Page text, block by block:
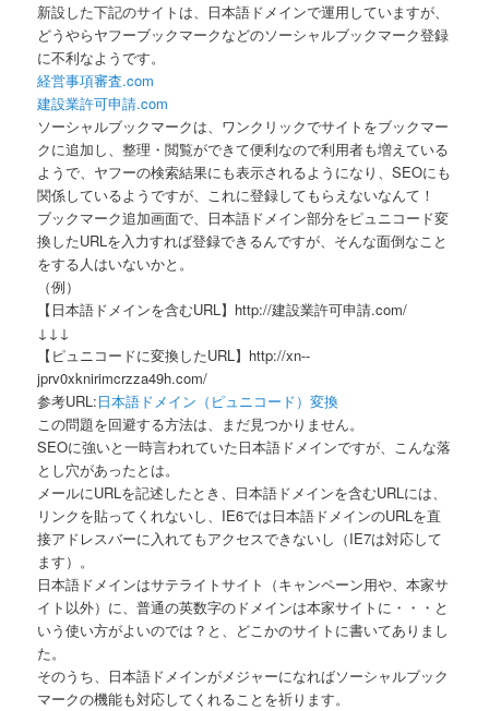
新設した下記のサイトは、日本語ドメインで運用していますが、
どうやらヤフーブックマークなどのソーシャルブックマーク登録
に不利なようです。
経営事項審査.com
建設業許可申請.com
ソーシャルブックマークは、ワンクリックでサイトをブックマー
クに追加し、整理・閲覧ができて便利なので利用者も増えている
ようで、ヤフーの検索結果にも表示されるようになり、SEOにも
関係しているようですが、これに登録してもらえないなんて！
ブックマーク追加画面で、日本語ドメイン部分をピュニコード変
換したURLを入力すれば登録できるんですが、そんな面倒なこと
をする人はいないかと。
（例）
【日本語ドメインを含むURL】http://建設業許可申請.com/
↓↓↓
【ピュニコードに変換したURL】http://xn--
jprv0xknirimcrzza49h.com/
参考URL:日本語ドメイン（ピュニコード）変換
この問題を回避する方法は、まだ見つかりません。
SEOに強いと一時言われていた日本語ドメインですが、こんな落
とし穴があったとは。
メールにURLを記述したとき、日本語ドメインを含むURLには、
リンクを貼ってくれないし、IE6では日本語ドメインのURLを直
接アドレスバーに入れてもアクセスできないし（IE7は対応して
ます）。
日本語ドメインはサテライトサイト（キャンペーン用や、本家サ
イト以外）に、普通の英数字のドメインは本家サイトに・・・と
いう使い方がよいのでは？と、どこかのサイトに書いてありまし
た。
そのうち、日本語ドメインがメジャーになればソーシャルブック
マークの機能も対応してくれることを祈ります。